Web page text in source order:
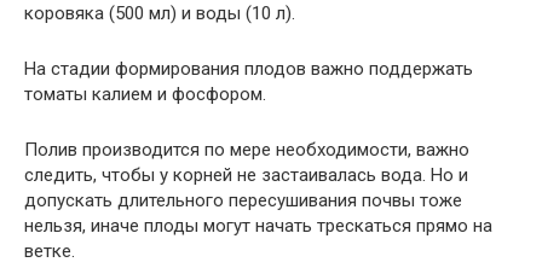
коровяка (500 мл) и воды (10 л).
На стадии формирования плодов важно поддержать
томаты калием и фосфором.
Полив производится по мере необходимости, важно
следить, чтобы у корней не застаивалась вода. Но и
допускать длительного пересушивания почвы тоже
нельзя, иначе плоды могут начать трескаться прямо на
ветке.